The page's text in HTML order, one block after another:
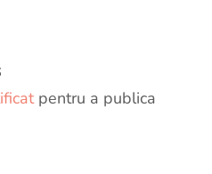
pentru a publica